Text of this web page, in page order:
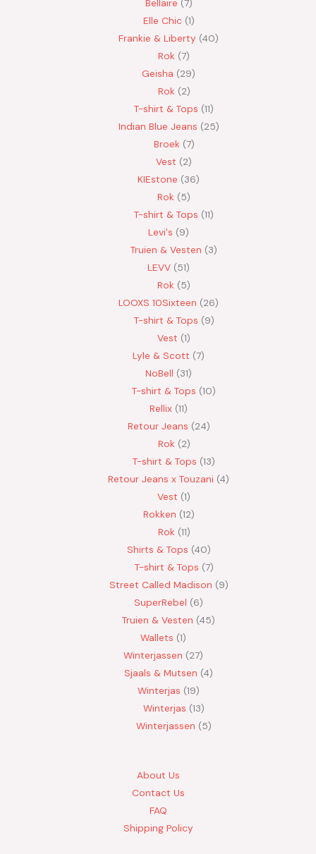
Bellaire 7
Elle Chic 1
Frankie & Liberty 40
Rok 7
Geisha
29
Rok 2
T-shirt & Tops 11
Indian Blue Jeans 25
Broek 7
Vest
2
KIEstone
36
Rok 5
T-shirt & Tops 11
Levi's
9
Truien & Vesten
3
LEVV 51
Rok 5
LOOXS 10Sixteen
26
T-shirt & Tops 9
Vest 1
Lyle & Scott 7
NoBell
31
T-shirt & Tops 10
Rellix 11
Retour Jeans 24
Rok 2
T-shirt & Tops 13
Retour Jeans x Touzani 4
Vest 1
Rokken 12
Rok 11
Shirts & Tops 40
T-shirt & Tops 7
Street Called Madison 9
SuperRebel
6
Truien & Vesten 45
Wallets 1
Winterjassen
27
Sjaals & Mutsen 4
Winterjas 19
Winterjas 13
Winterjassen
5
About Us
Contact Us
FAQ
Shipping Policy